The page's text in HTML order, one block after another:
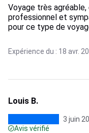
Voyage très
professionnel et
pour ce type de
Expérience du : 18 avr.
Louis B.
3 juin
Avis vérifié